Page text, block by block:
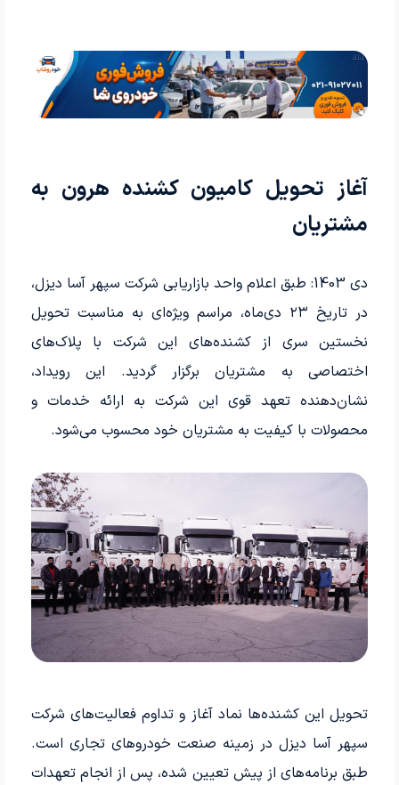
آغاز تحویل کامیون کشنده هرون به
مشتریان
دی 1403: طبق اعلام واحد بازاریابی شرکت سپهر آسا دیزل،
در تاریخ ۲۳ دی‌ماه، مراسم ویژه‌ای به مناسبت تحویل
نخستین سری از کشنده‌های این شرکت با پلاک‌های
اختصاصی به مشتریان برگزار گردید. این رویداد،
نشان‌دهنده تعهد قوی این شرکت به ارائه خدمات و
محصولات با کیفیت به مشتریان خود محسوب می‌شود.
تحویل این کشنده‌ها نماد آغاز و تداوم فعالیت‌های شرکت
سپهر آسا دیزل در زمینه صنعت خودروهای تجاری است.
طبق برنامه‌های از پیش تعیین شده، پس از انجام تعهدات